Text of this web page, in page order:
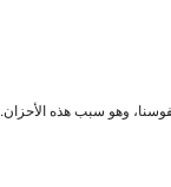
وهو سبب هذه الأحزان.